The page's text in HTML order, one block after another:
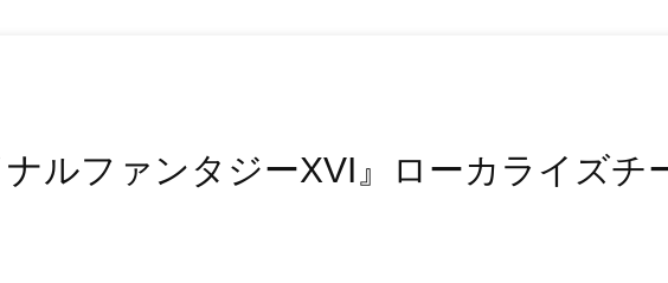
ナルファンタジーXVI』ローカライズチ